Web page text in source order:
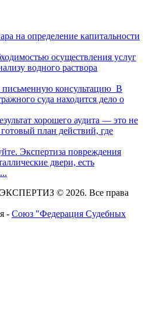
на определение капитальности
осуществления услуг
водного раствора
письменную консультацию В
суда находится дело о
хорошего аудита — это не
план действий, где
Экспертиза повреждения
двери, есть
© 2026. Все права
- Союз "Федерация Судебных